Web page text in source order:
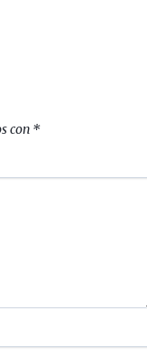
con *